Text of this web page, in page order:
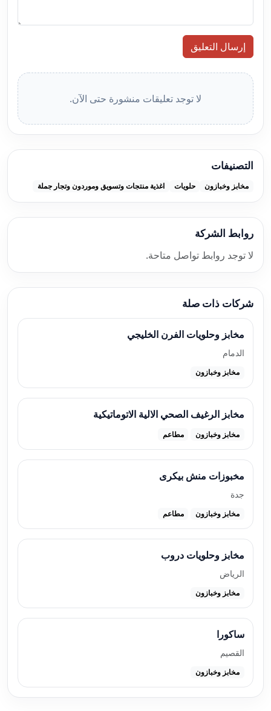
إرسال التعليق
لا توجد تعليقات منشورة حتى الآن.
التصنيفات
مخابز وخبازون حلويات اغذية منتجات وتسويق وموردون وتجار جملة
روابط الشركة
لا توجد روابط تواصل متاحة.
شركات ذات صلة
مخابز وحلويات الفرن الخليجي
الدمام
مخابز وخبازون
مخابز الرغيف الصحي الالية الاتوماتيكية
مخابز وخبازون مطاعم
مخبوزات منش بيكرى
جدة
مخابز وخبازون مطاعم
مخابز وحلويات دروب
الرياض
مخابز وخبازون
ساكورا
القصيم
مخابز وخبازون